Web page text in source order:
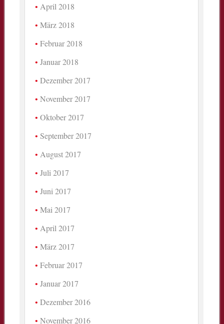
April 2018
März 2018
Februar 2018
Januar 2018
Dezember 2017
November 2017
Oktober 2017
September 2017
August 2017
Juli 2017
Juni 2017
Mai 2017
April 2017
März 2017
Februar 2017
Januar 2017
Dezember 2016
November 2016